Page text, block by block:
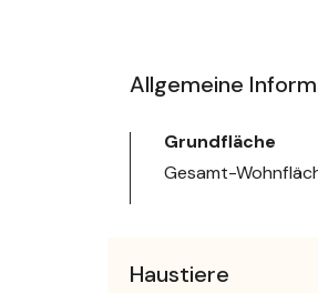
Allgemeine
Grundfläche
Gesamt-
Haustiere